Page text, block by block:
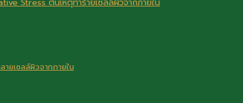
ยเซลล์ผิวจากภายใน